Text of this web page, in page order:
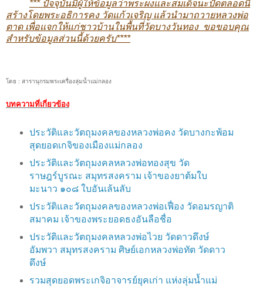
*** ปัจจุบันมีผู้ให้ข้อมูลว่าพระผงและสมเด็จนะปัดตลอดนี้
สร้างโดยพระอธิการคง วัดแก้วเจริญ แล้วนำมาถวายหลวงพ่อ
ตาด เพื่อแจกให้แก่ชาวบ้านในพื้นที่วัดบางวันทอง ขอขอบคุณ
สำหรับข้อมูลส่วนนี้ด้วยครับ****
โดย : สารานุกรมพระเครื่องลุ่มน้ำแม่กลอง
บทความที่เกี่ยวข้อง
ประวัติและวัตถุมงคลของหลวงพ่อคง วัดบางกะพ้อม
สุดยอดเกจิของเมืองแม่กลอง
ประวัติและวัตถุมงคลหลวงพ่อทองสุข วัด
ราษฎร์บูรณะ สมุทรสงคราม เจ้าของยาต้มใบ
มะนาว ๑๐๘ ใบอันเล้นลับ
ประวัติและวัตถุมงคลของหลวงพ่อเฟื่อง วัดอมรญาติ
สมาคม เจ้าของพระยอดธงอันลือชื่อ
ประวัติและวัตถุมงคลหลวงพ่อไวย วัดดาวดึงษ์
อัมพวา สมุทรสงคราม ศิษย์เอกหลวงพ่อทัต วัดดาว
ดึงษ์
รวมสุดยอดพระเกจิอาจารย์ยุคเก่า แห่งลุ่มน้ำแม่